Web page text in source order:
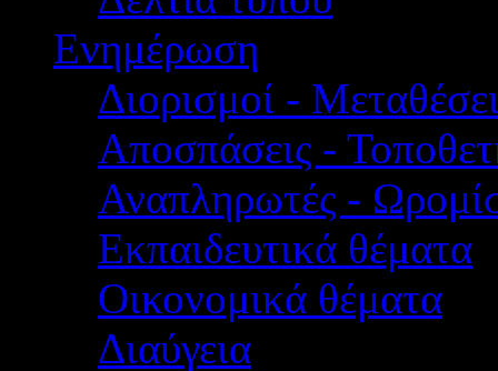
Ενημέρωση
Διορισμοί -
Αποσπάσεις -
Αναπληρωτές -
Εκπαιδευτικά θέματα
Οικονομικά θέματα
Διαύγεια